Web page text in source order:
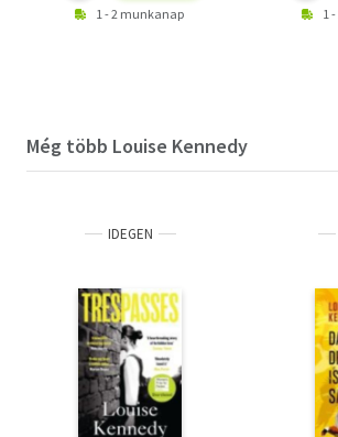
1 - 2 munkanap 1
Még több Louise Kennedy
IDEGEN